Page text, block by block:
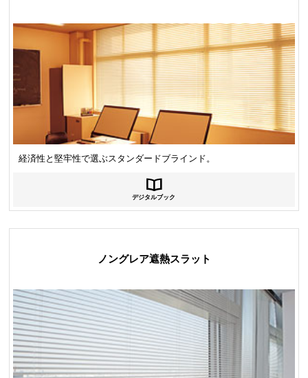
経済性と堅牢性で選ぶスタンダードブラインド。
デジタルブック
ノングレア遮熱スラット